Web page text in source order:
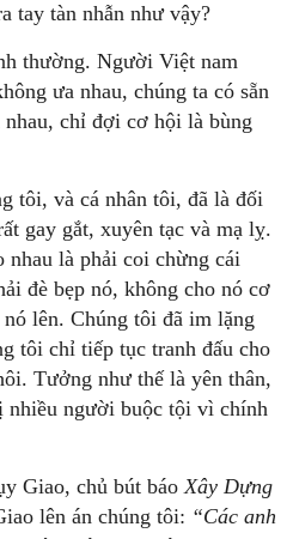
tay tàn nhẫn như vậy?
thường. Người Việt nam
ưa nhau, chúng ta có sẵn
chỉ đợi cơ hội là bùng
tôi, và cá nhân tôi, đã là đối
gay gắt, xuyên tạc và mạ lỵ.
nhau là phải coi chừng cái
đè bẹp nó, không cho nó cơ
lên. Chúng tôi đã im lặng
tôi chỉ tiếp tục tranh đấu cho
Tưởng như thế là yên thân,
nhiều người buộc tội vì chính
Giao, chủ bút báoXây Dựng
lên án chúng tôi: “Các anh